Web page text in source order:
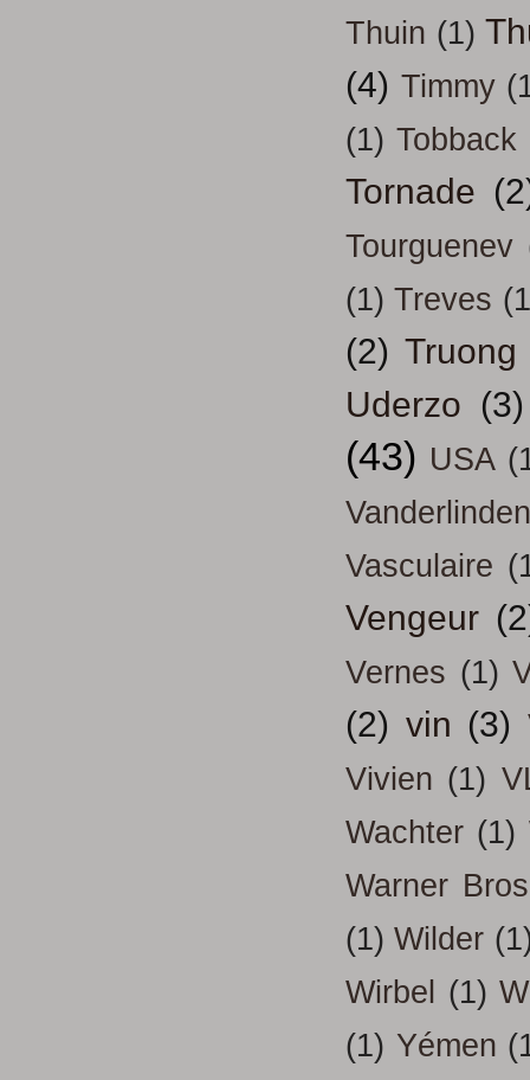
Thuin (1)
(4) Timmy
(1) Tobback
Tornade
Tourguenev
(1) Treves
(2) Truong
Uderzo (3)
(43) USA
Vanderlinden
Vasculaire
Vengeur
Vernes (1)
(2) vin (3)
Vivien (1)
Wachter (1)
Warner Bros
(1) Wilder
Wirbel
(1)
(1) Yémen